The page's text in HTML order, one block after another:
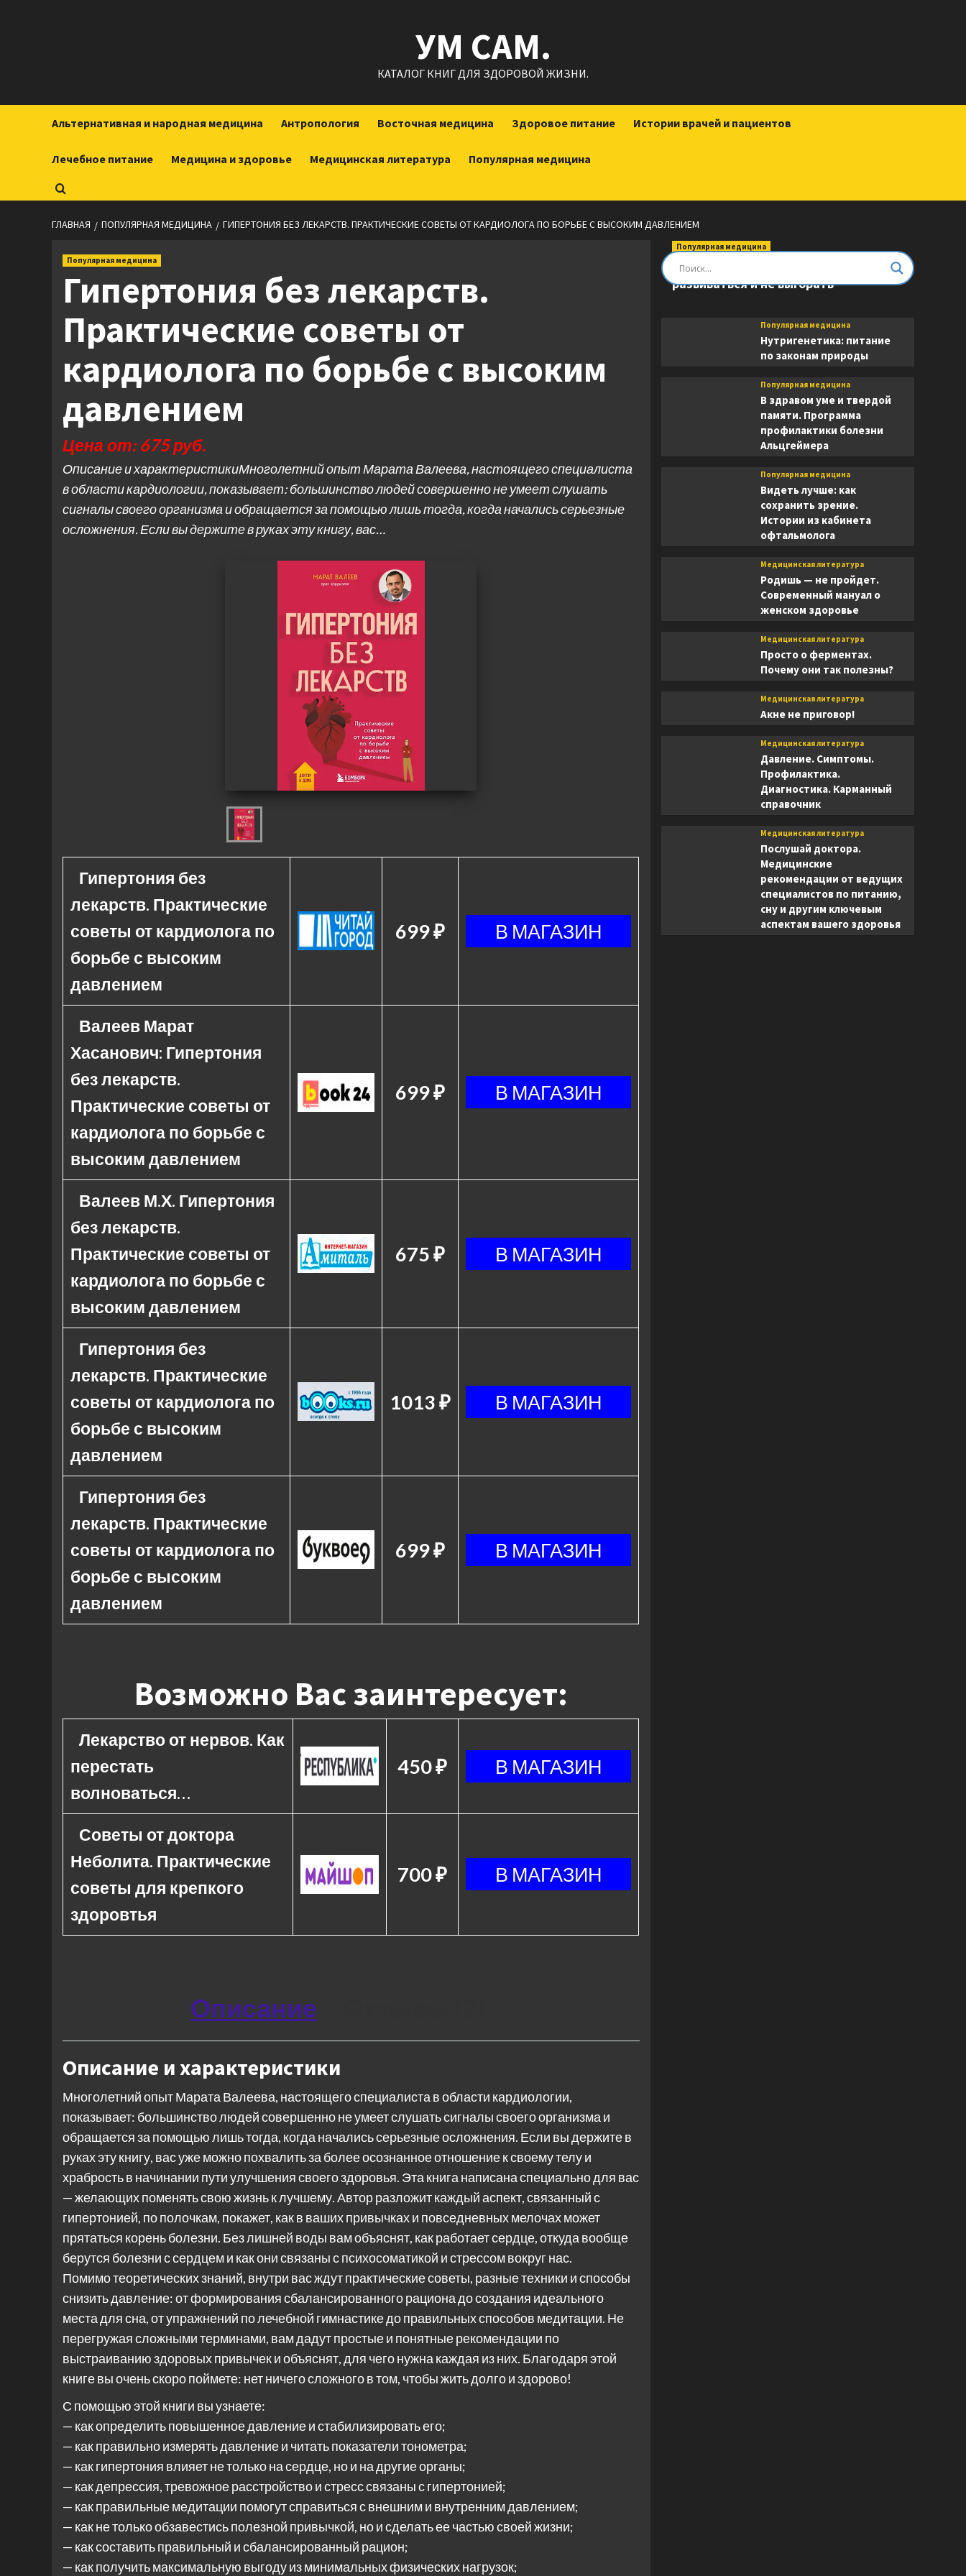
УМ САМ.
КАТАЛОГ КНИГ ДЛЯ ЗДОРОВОЙ ЖИЗНИ.
Альтернативная и народная медицина Антропология Восточная медицина Здоровое питание Истории врачей и пациентов
Лечебное питание Медицина и здоровье Медицинская литература Популярная медицина
ГЛАВНАЯ ПОПУЛЯРНАЯ МЕДИЦИНА ГИПЕРТОНИЯ БЕЗ ЛЕКАРСТВ. ПРАКТИЧЕСКИЕ СОВЕТЫ ОТ КАРДИОЛОГА ПО БОРЬБЕ С ВЫСОКИМ ДАВЛЕНИЕМ
Популярная медицина
Гипертония без лекарств.
Практические советы от
кардиолога по борьбе с высоким
давлением
Цена от: 675 руб.
Описание и характеристикиМноголетний опыт Марата Валеева, настоящего специалиста
в области кардиологии, показывает: большинство людей совершенно не умеет слушать
сигналы своего организма и обращается за помощью лишь тогда, когда начались серьезные
осложнения. Если вы держите в руках эту книгу, вас…
Гипертония без
лекарств. Практические
советы от кардиолога по
борьбе с высоким
давлением
699 ₽
Валеев Марат
Хасанович: Гипертония
без лекарств.
Практические советы от
кардиолога по борьбе с
высоким давлением
699 ₽
Валеев М.Х. Гипертония
без лекарств.
Практические советы от
кардиолога по борьбе с
высоким давлением
675 ₽
Гипертония без
лекарств. Практические
советы от кардиолога по
борьбе с высоким
давлением
1013 ₽
Гипертония без
лекарств. Практические
советы от кардиолога по
борьбе с высоким
давлением
699 ₽
Возможно Вас заинтересует:
Лекарство от нервов. Как
перестать
волноваться…
450 ₽
Советы от доктора
Неболита. Практические
советы для крепкого
здоровтья
700 ₽
Описание
Описание и характеристики
Многолетний опыт Марата Валеева, настоящего специалиста в области кардиологии,
показывает: большинство людей совершенно не умеет слушать сигналы своего организма и
обращается за помощью лишь тогда, когда начались серьезные осложнения. Если вы держите в
руках эту книгу, вас уже можно похвалить за более осознанное отношение к своему телу и
храбрость в начинании пути улучшения своего здоровья. Эта книга написана специально для вас
— желающих поменять свою жизнь к лучшему. Автор разложит каждый аспект, связанный с
гипертонией, по полочкам, покажет, как в ваших привычках и повседневных мелочах может
прятаться корень болезни. Без лишней воды вам объяснят, как работает сердце, откуда вообще
берутся болезни с сердцем и как они связаны с психосоматикой и стрессом вокруг нас.
Помимо теоретических знаний, внутри вас ждут практические советы, разные техники и способы
снизить давление: от формирования сбалансированного рациона до создания идеального
места для сна, от упражнений по лечебной гимнастике до правильных способов медитации. Не
перегружая сложными терминами, вам дадут простые и понятные рекомендации по
выстраиванию здоровых привычек и объяснят, для чего нужна каждая из них. Благодаря этой
книге вы очень скоро поймете: нет ничего сложного в том, чтобы жить долго и здорово!
С помощью этой книги вы узнаете:
— как определить повышенное давление и стабилизировать его;
— как правильно измерять давление и читать показатели тонометра;
— как гипертония влияет не только на сердце, но и на другие органы;
— как депрессия, тревожное расстройство и стресс связаны с гипертонией;
— как правильные медитации помогут справиться с внешним и внутренним давлением;
— как не только обзавестись полезной привычкой, но и сделать ее частью своей жизни;
— как составить правильный и сбалансированный рацион;
— как получить максимальную выгоду из минимальных физических нагрузок;
Популярная медицина
Быть врачом. Как помогать,
развиваться и не выгорать
Популярная медицина
Нутригенетика: питание
по законам природы
Популярная медицина
В здравом уме и твердой
памяти. Программа
профилактики болезни
Альцгеймера
Популярная медицина
Видеть лучше: как
сохранить зрение.
Истории из кабинета
офтальмолога
Медицинская литература
Родишь — не пройдет.
Современный мануал о
женском здоровье
Медицинская литература
Просто о ферментах.
Почему они так полезны?
Медицинская литература
Акне не приговор!
Медицинская литература
Давление. Симптомы.
Профилактика.
Диагностика. Карманный
справочник
Медицинская литература
Послушай доктора.
Медицинские
рекомендации от ведущих
специалистов по питанию,
сну и другим ключевым
аспектам вашего здоровья